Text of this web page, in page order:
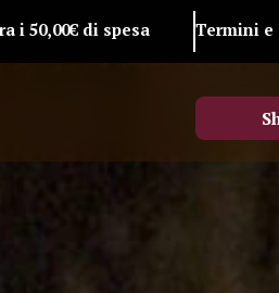
i 50,00€ di spesa Termini